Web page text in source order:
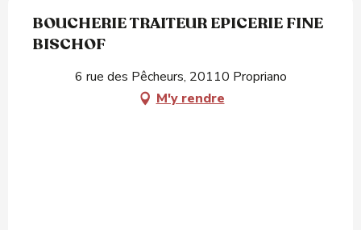
BOUCHERIE TRAITEUR EPICERIE FINE
BISCHOF
6 rue des Pêcheurs, 20110 Propriano
M'y rendre